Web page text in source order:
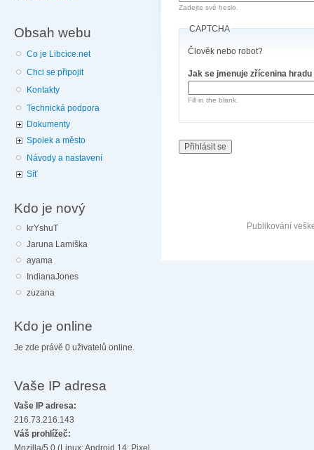
Obsah webu
Co je Libcice.net
Chci se připojit
Kontakty
Technická podpora
Dokumenty
Spolek a město
Návody a nastavení
Síť
Kdo je nový
krYshuT
Jaruna Lamiška
ayama
IndianaJones
zuzana
Kdo je online
Je zde právě 0 uživatelů online.
Vaše IP adresa
Vaše IP adresa:
216.73.216.143
Váš prohlížeč:
Zadejte své heslo.
CAPTCHA
Člověk nebo robot?
Jak se jmenuje zřícenina
Fill in the blank.
Publikování